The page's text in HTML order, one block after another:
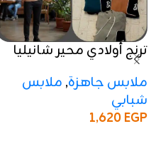
ترنج أولادي محير شانيليا
مبطن – هايدي مستورد
ملابس جاهزة, ملابس
شبابي
1,620EGP